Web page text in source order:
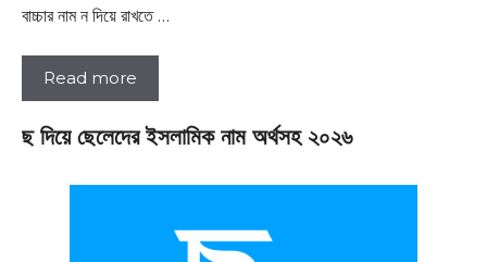
বাচ্চার নাম ন দিয়ে রাখতে …
Read more
ছ দিয়ে ছেলেদের ইসলামিক নাম অর্থসহ ২০২৬